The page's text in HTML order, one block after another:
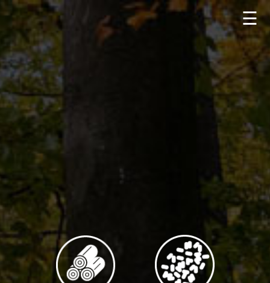
Quem
Somos
Especialistas
em
Climatização
Biomassa
Olimatik
☰